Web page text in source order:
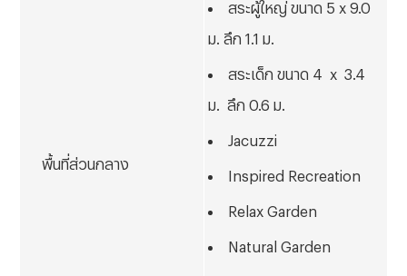
พื้นที่ส่วนกลาง
สระผู้ใหญ่ ขนาด 5 x 9.0
ม. ลึก 1.1 ม.
สระเด็ก ขนาด 4 x 3.4
ม. ลึก 0.6 ม.
Jacuzzi
Inspired Recreation
Relax Garden
Natural Garden